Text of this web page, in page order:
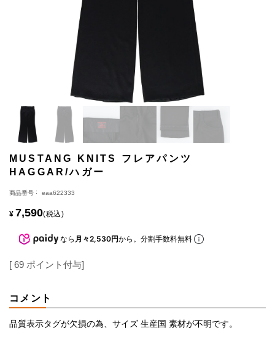
MUSTANG KNITS フレアパンツ
HAGGAR/ハガー
商品番号 eaa622333
¥ 7,590 税込
なら 月々2,530円から。分割手数料無料
[ 69 ポイント付与]
コメント
品質表示タグが欠損の為、サイズ 生産国 素材が不明です。